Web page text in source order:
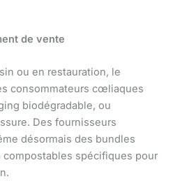
de vente
ou en restauration, le
consommateurs cœliaques
biodégradable, ou
Des fournisseurs
désormais des bundles
spécifiques pour